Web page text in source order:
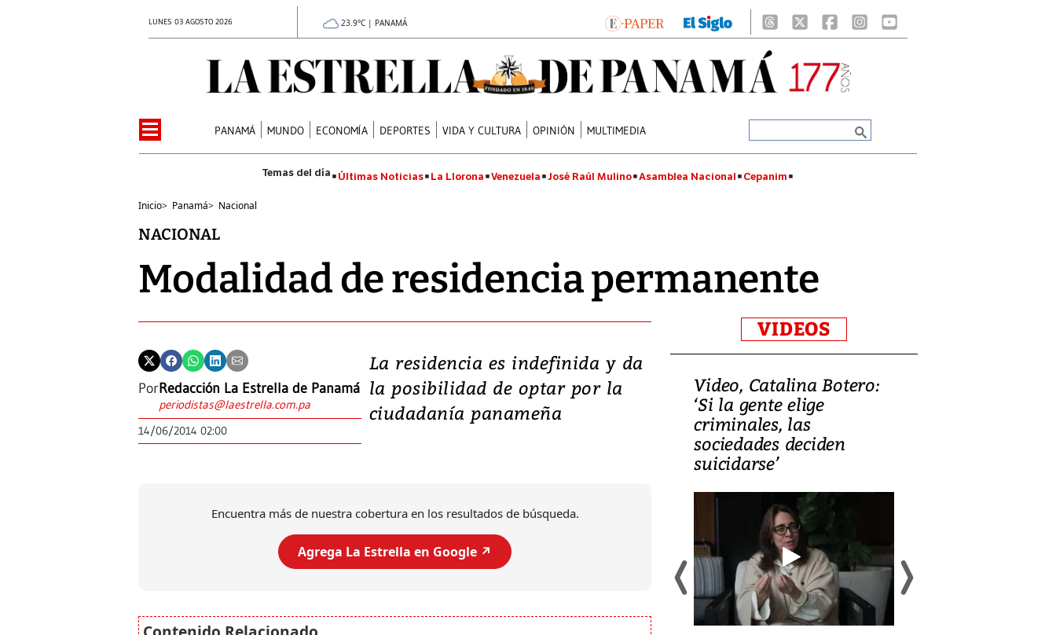
LUNES 03 AGOSTO 2026 23.9°C | PANAMÁ
PANAMÁ MUNDO ECONOMÍA DEPORTES VIDA Y CULTURA OPINIÓN MULTIMEDIA
Últimas Noticias La Llorona Venezuela José Raúl Mulino Asamblea Nacional Cepanim
Inicio> Panamá> Nacional
NACIONAL
Modalidad de residencia permanente
PorRedacción La Estrella de Panamá
periodistas@laestrella.com.pa
14/06/2014 02:00
La residencia es indefinida y da
la posibilidad de optar por la
ciudadanía panameña
Encuentra más de nuestra cobertura en los resultados de búsqueda.
Agrega La Estrella en Google ↗️
VIDEOS
Video, Japón: Terremoto
deja heridos y graves
daños en Kumamoto
7,1 se registró este martes 28 de
Video, Catalina Botero:
‘Si la gente elige
criminales, las
sociedades deciden
suicidarse’